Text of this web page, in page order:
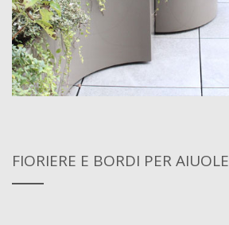
FIORIERE E BORDI PER AIUOLE